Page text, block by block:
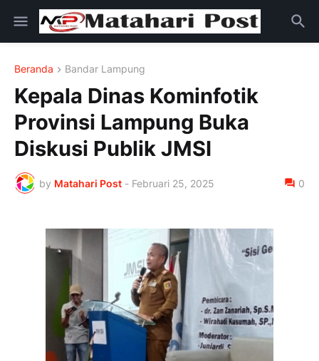
Beranda Bandar Lampung
Kepala Dinas Kominfotik
Provinsi Lampung Buka
Diskusi Publik JMSI
by Matahari Post - Februari 25, 2025 0